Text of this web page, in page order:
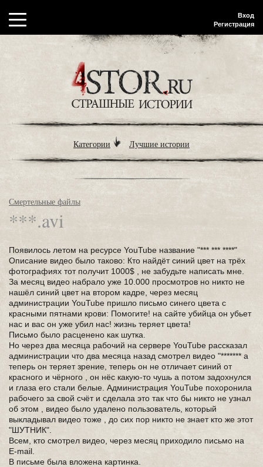
Вход
Регистрация
Категории Лучшие истории
Смертельные файлы
***.avi
Появилось летом на ресурсе YouTube название "*** *** ****"
Описание видео было таково: Кто найдёт синий цвет на трёх
фотографиях тот получит 1000$ , не забудьте написать мне.
За месяц видео набрало уже 10.000 просмотров но никто не
нашёл синий цвет на втором кадре, через месяц
администрации YouTube пришло письмо синего цвета с
красными пятнами крови: Помогите! на сайте убийца он убьет
нас и вас он уже убил нас! жизнь теряет цвета!
Письмо было расценено как шутка.
Но через два месяца рабочий на сервере YouTube рассказал
администрации что два месяца назад смотрел видео "******* а
теперь он теряет зрение, теперь он не отличает синий от
красного и чёрного , он нёс какую-то чушь а потом задохнулся
и глаза его стали белые. Администрация YouTube похоронила
рабочего за свой счёт и сделала это так что бы никто не узнал
об этом , видео было удалено пользователь, который
выкладывал видео тоже , до сих пор никто не знает кто же этот
"ШУТНИК".
Всем, кто смотрел видео, через месяц приходило письмо на
E-mail.
В письме была вложена картинка.